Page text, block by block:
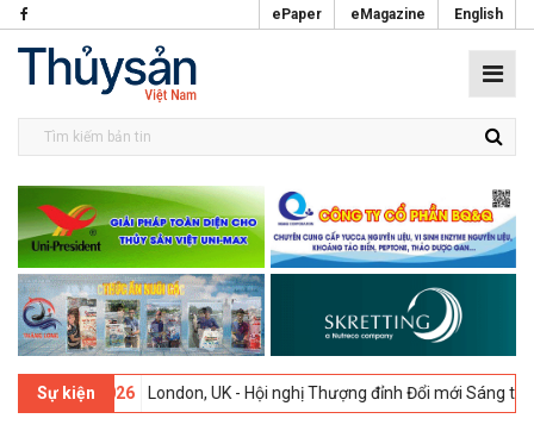
ePaper eMagazine English
Sự kiện
02-2026 London, UK - Hội nghị Thượng đỉnh Đổi mới Sáng tạo